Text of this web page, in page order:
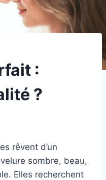
:
?
rêvent d’un
sombre, beau,
Elles recherchent